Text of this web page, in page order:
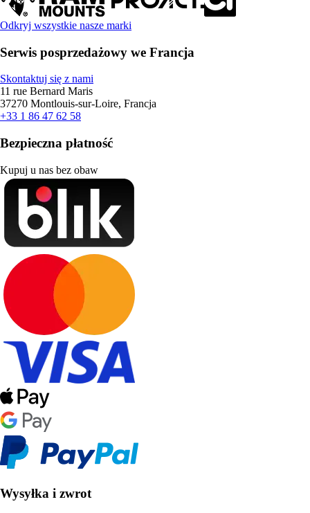
Odkryj wszystkie nasze marki
Serwis posprzedażowy we Francja
Skontaktuj się z nami
11 rue Bernard Maris
37270 Montlouis-sur-Loire, Francja
+33 1 86 47 62 58
Bezpieczna płatność
Kupuj u nas bez obaw
Wysyłka i zwrot